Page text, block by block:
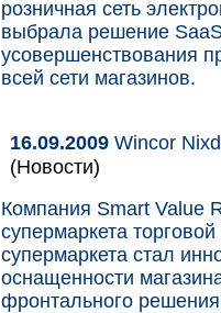
розничная сеть
выбрала решение
усовершенствования
всей сети магазинов.
16.09.2009 Wincor
(Новости)
Компания Smart Value
супермаркета
супермаркета стал
оснащенности
фронтального